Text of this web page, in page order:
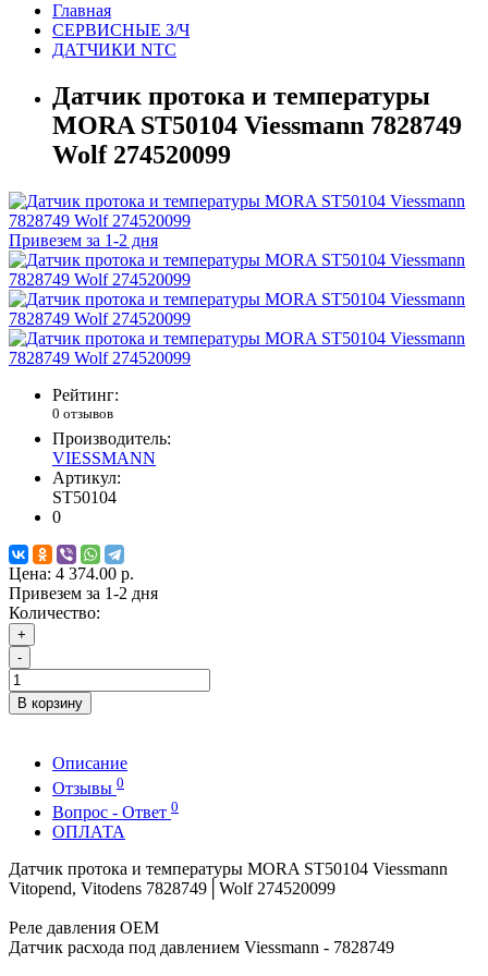
Главная
СЕРВИСНЫЕ З/Ч
ДАТЧИКИ NTC
Датчик протока и температуры
MORA ST50104 Viessmann 7828749
Wolf 274520099
Привезем за 1-2 дня
Рейтинг:
0 отзывов
Производитель:
VIESSMANN
Артикул:
ST50104
0
Цена: 4 374.00 р.
Привезем за 1-2 дня
Количество:
+
-
В корзину
Описание
Отзывы 0
Вопрос - Ответ 0
ОПЛАТА
Датчик протока и температуры MORA ST50104 Viessmann
Vitopend, Vitodens 7828749│Wolf 274520099
Реле давления OEM
Датчик расхода под давлением Viessmann - 7828749